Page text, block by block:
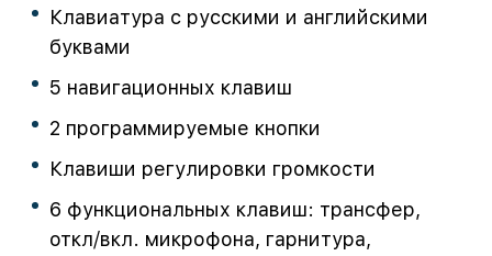
Клавиатура с русскими и английскими
буквами
5 навигационных клавиш
2 программируемые кнопки
Клавиши регулировки громкости
6 функциональных клавиш: трансфер,
откл/вкл. микрофона, гарнитура,